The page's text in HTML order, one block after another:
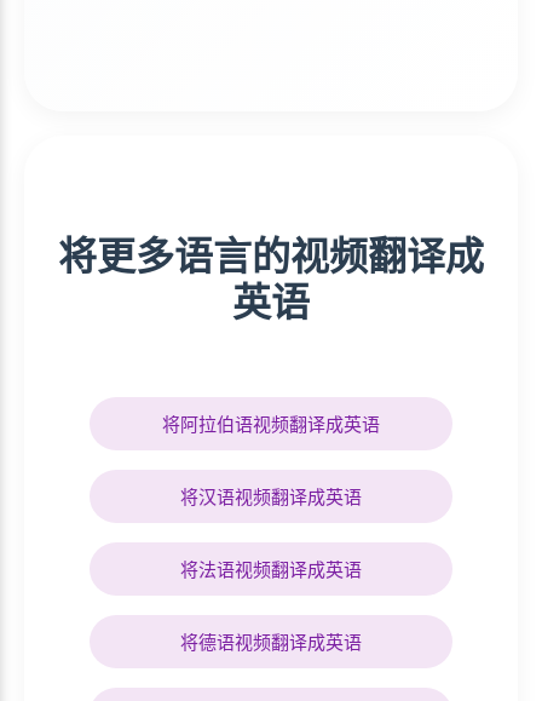
将更多语言的视频翻译成
英语
将阿拉伯语视频翻译成英语
将汉语视频翻译成英语
将法语视频翻译成英语
将德语视频翻译成英语